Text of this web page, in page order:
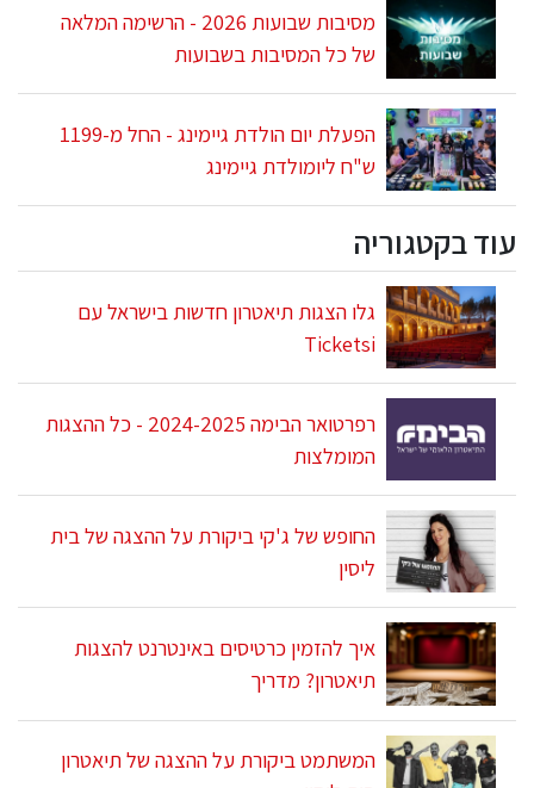
מסיבות שבועות 2026 - הרשימה המלאה
של כל המסיבות בשבועות
הפעלת יום הולדת גיימינג - החל מ-1199
ש"ח ליומולדת גיימינג
עוד בקטגוריה
גלו הצגות תיאטרון חדשות בישראל עם
Ticketsi
רפרטואר הבימה 2024-2025 - כל ההצגות
המומלצות
החופש של ג'קי ביקורת על ההצגה של בית
ליסין
איך להזמין כרטיסים באינטרנט להצגות
תיאטרון? מדריך
המשתמט ביקורת על ההצגה של תיאטרון